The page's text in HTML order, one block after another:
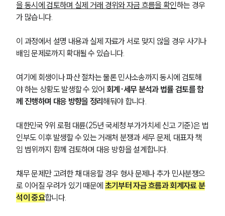
을 동시에 검토하며 실제 거래 경위와 자금 흐름을 확인하는 경우
가 많습니다.
이 과정에서 설명 내용과 실제 자료가 서로 맞지 않을 경우 사기나
배임 문제로까지 확대될 수 있습니다.
여기에 회생이나 파산 절차는 물론 민사소송까지 동시에 검토해
야 하는 상황도 발생할 수 있어 회계·세무 분석과 법률 검토를 함
께 진행하며 대응 방향을 정리해둬야 합니다.
대한민국 9위 로펌 대륜(25년 국세청 부가가치세 신고 기준)은 법
인부도 이후 발생할 수 있는 거래처 분쟁과 세무 문제, 대표자 책
임 범위까지 함께 검토하며 대응 방향을 설계합니다.
채무 문제만 고려한 채 대응할 경우 형사 문제나 추가 민사분쟁으
로 이어질 우려가 있기 때문에 초기부터 자금 흐름과 회계자료 분
석이 중요합니다.